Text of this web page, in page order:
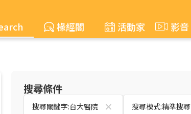
椽經閣 活動家 影音
搜尋條件
搜尋關鍵字:台大醫院 搜尋模式:精準搜尋